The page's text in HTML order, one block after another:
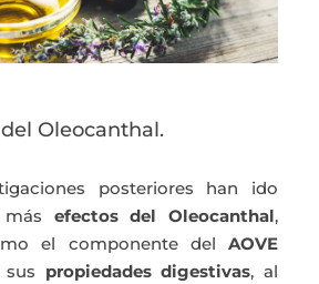
Oleocanthal.
posteriores han ido
efectos del Oleocanthal,
el componente del AOVE
sus propiedades digestivas, al